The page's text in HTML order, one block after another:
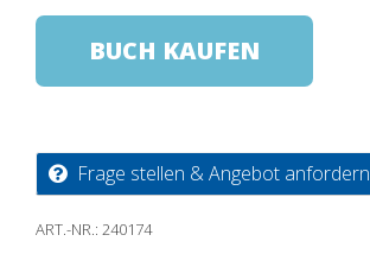
BUCH KAUFEN
Frage stellen & Angebot anfordern
ART.-NR.: 240174